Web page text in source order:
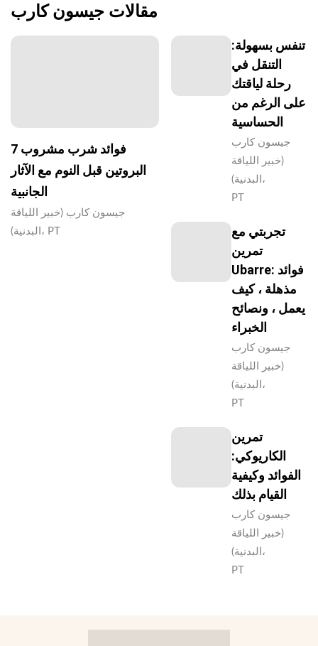
مقالات جيسون كارب
7 فوائد شرب مشروب
البروتين قبل النوم مع الآثار
الجانبية
جيسون كارب (خبير اللياقة
البدنية)، PT
تنفس بسهولة:
التنقل في
رحلة لياقتك
على الرغم من
الحساسية
جيسون كارب
(خبير اللياقة
البدنية)،
PT
تجربتي مع
تمرين
Ubarre: فوائد
مذهلة ، كيف
يعمل ، ونصائح
الخبراء
جيسون كارب
(خبير اللياقة
البدنية)،
PT
تمرين
الكاريوكي:
الفوائد وكيفية
القيام بذلك
جيسون كارب
(خبير اللياقة
البدنية)،
PT